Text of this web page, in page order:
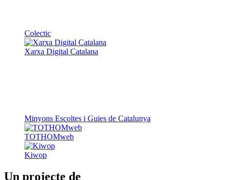
Colectic
Xarxa Digital Catalana
Un projecte de
Generalitat de Catalunya